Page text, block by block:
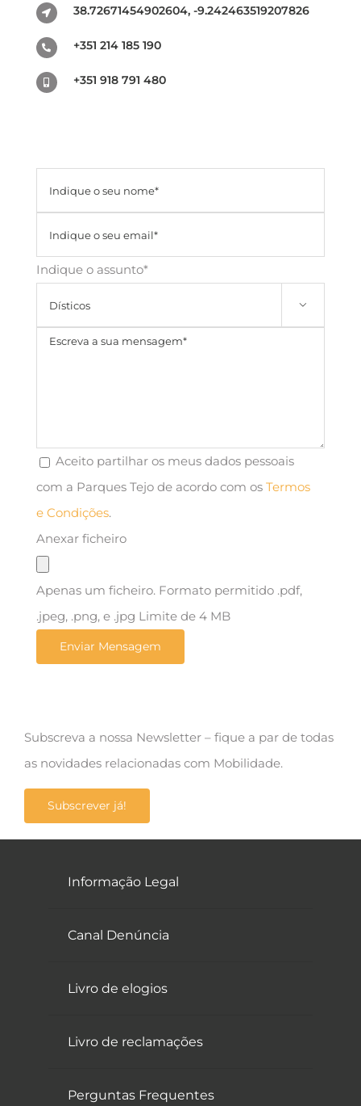
38.72671454902604, -9.242463519207826
+351 214 185 190
+351 918 791 480
Indique o assunto*

Aceito partilhar os meus dados pessoais
com a Parques Tejo de acordo com os Termos
e Condições.
Anexar ficheiro
Apenas um ficheiro. Formato permitido .pdf,
.jpeg, .png, e .jpg Limite de 4 MB
Subscreva a nossa Newsletter – fique a par de todas
as novidades relacionadas com Mobilidade.
Subscrever já!
Informação Legal
Canal Denúncia
Livro de elogios
Livro de reclamações
Perguntas Frequentes